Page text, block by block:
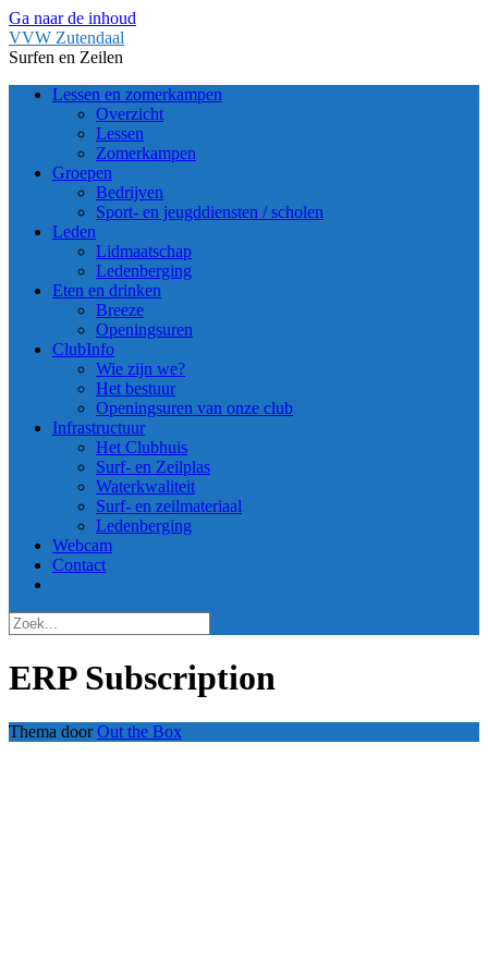
Ga naar de inhoud
VVW Zutendaal
Surfen en Zeilen
Lessen en zomerkampen
Overzicht
Lessen
Zomerkampen
Groepen
Bedrijven
Sport- en jeugddiensten / scholen
Leden
Lidmaatschap
Ledenberging
Eten en drinken
Breeze
Openingsuren
ClubInfo
Wie zijn we?
Het bestuur
Openingsuren van onze club
Infrastructuur
Het Clubhuis
Surf- en Zeilplas
Waterkwaliteit
Surf- en zeilmateriaal
Ledenberging
Webcam
Contact
ERP Subscription
Thema doorOut the Box